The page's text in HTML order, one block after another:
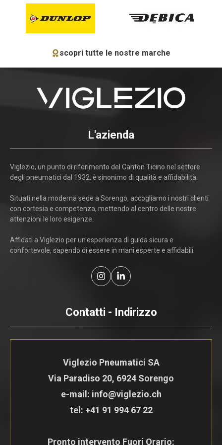
scopri tutte le nostre marche
L'azienda
Viglezio, un punto di riferimento del Canton Ticino nel settore
degli pneumatici dal 1932, è sinonimo di qualità e affidabilità.
Situati nella moderna sede a Sorengo, accogliamo i nostri clienti
con cortesia e competenza, mettendo al centro delle nostre
attenzioni le loro esigenze.
Affidati a Viglezio per un'esperienza di guida sicura e
confortevole, sapendo di essere in mani esperte e affidabili.
Contatti - Indirizzo
Viglezio Pneumatici SA
Via Paradiso 20, 6924 Sorengo
e-mail: info@viglezio.ch
tel: +41 91 994 67 22
Pronto intervento Fuori Orario: